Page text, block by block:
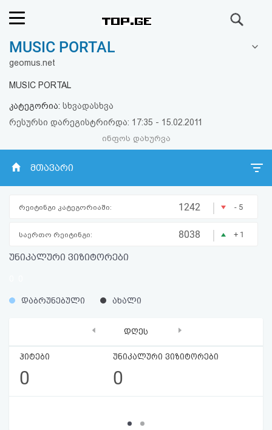
რეიტინგი
ფოსტა
პასუხი
პაროლის
სალიცენზიო
MUSIC PORTAL
geomus.net
MUSIC PORTAL
კატეგორია: სხვადასხვა
რესურსი დარეგისტრირდა: 17:35 - 15.02.2011
ინფოს დახურვა
მთავარი
რეიტინგი კატეგორიაში: 1242 | - 5
საერთო რეიტინგი: 8038 | + 1
უნიკალური ვიზიტორები
%
% დაბრუნებული ახალი
დღეს
ჰიტები
0
უნიკალური ვიზიტორები
0
‹ ›